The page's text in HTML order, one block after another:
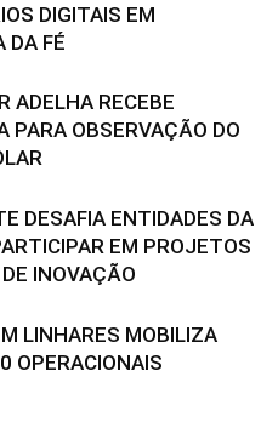
DIGITAIS EM
DA FÉ
ADELHA RECEBE
PARA OBSERVAÇÃO DO
DESAFIA ENTIDADES DA
EM PROJETOS
INOVAÇÃO
LINHARES MOBILIZA
OPERACIONAIS